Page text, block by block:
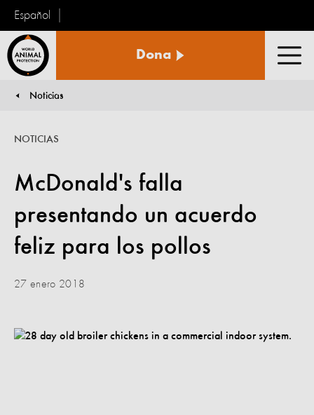
Español
Animal
Dona
Noticias
McDonald's falla
presentando un acuerdo
feliz para los pollos
NOTICIAS
27 enero 2018